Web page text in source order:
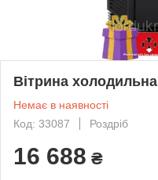
Вітрина
Немає в наявності
Код: 33087
Роздріб
16 688 ₴